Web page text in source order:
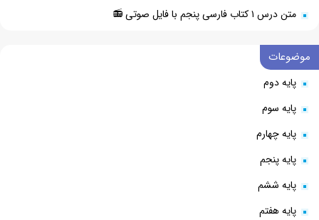
متن درس ۱ کتاب فارسی پنجم با فایل صوتی 📻
موضوعات
پایه دوم
پایه سوم
پایه چهارم
پایه پنجم
پایه ششم
پایه هفتم